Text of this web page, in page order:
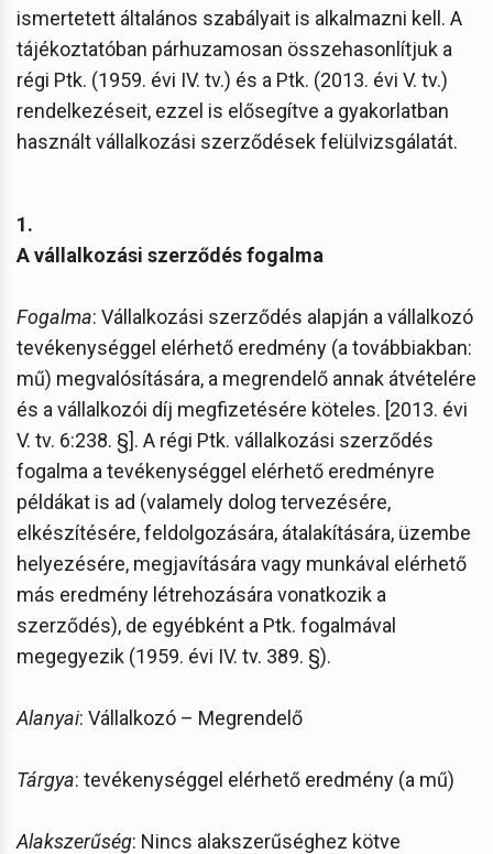
ismertetett általános szabályait is alkalmazni kell. A
tájékoztatóban párhuzamosan összehasonlítjuk a
régi Ptk. (1959. évi IV. tv.) és a Ptk. (2013. évi V. tv.)
rendelkezéseit, ezzel is elősegítve a gyakorlatban
használt vállalkozási szerződések felülvizsgálatát.
1.
A vállalkozási szerződés fogalma
Fogalma: Vállalkozási szerződés alapján a vállalkozó
tevékenységgel elérhető eredmény (a továbbiakban:
mű) megvalósítására, a megrendelő annak átvételére
és a vállalkozói díj megfizetésére köteles. [2013. évi
V. tv. 6:238. §]. A régi Ptk. vállalkozási szerződés
fogalma a tevékenységgel elérhető eredményre
példákat is ad (valamely dolog tervezésére,
elkészítésére, feldolgozására, átalakítására, üzembe
helyezésére, megjavítására vagy munkával elérhető
más eredmény létrehozására vonatkozik a
szerződés), de egyébként a Ptk. fogalmával
megegyezik (1959. évi IV. tv. 389. §).
Alanyai: Vállalkozó – Megrendelő
Tárgya: tevékenységgel elérhető eredmény (a mű)
Alakszerűség: Nincs alakszerűséghez kötve